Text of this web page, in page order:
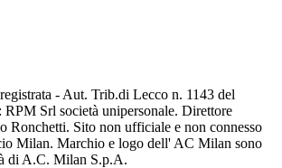
- Aut. Trib.di Lecco n. 1143 del
RPM Srl società unipersonale. Direttore
Ronchetti. Sito non ufficiale e non connesso
Milan. Marchio e logo dell' AC Milan sono
di A.C. Milan S.p.A.